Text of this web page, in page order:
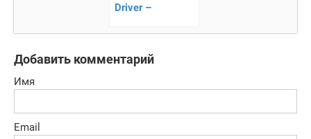
Driver –
раннер
Добавить комментарий
Имя
Email